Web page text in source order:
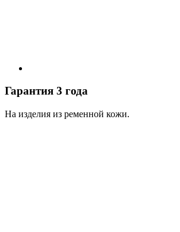
Гарантия 3 года
На изделия из ременной кожи.